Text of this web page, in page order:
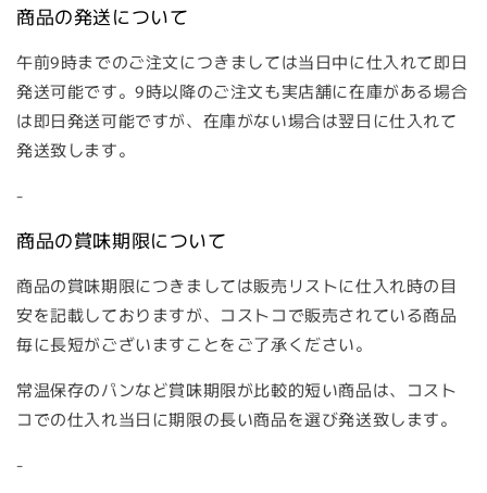
商品の発送について
午前9時までのご注文につきましては当日中に仕入れて即日
発送可能です。9時以降のご注文も実店舗に在庫がある場合
は即日発送可能ですが、在庫がない場合は翌日に仕入れて
発送致します。
-
商品の賞味期限について
商品の賞味期限につきましては販売リストに仕入れ時の目
安を記載しておりますが、コストコで販売されている商品
毎に長短がございますことをご了承ください。
常温保存のパンなど賞味期限が比較的短い商品は、コスト
コでの仕入れ当日に期限の長い商品を選び発送致します。
-